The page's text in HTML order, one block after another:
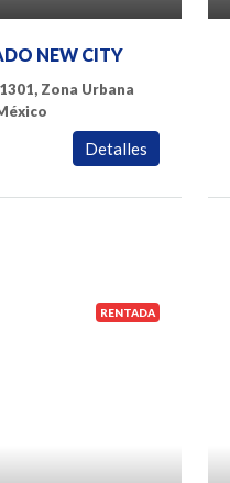
NEW CITY
Zona Urbana
Detalles
RENTADA